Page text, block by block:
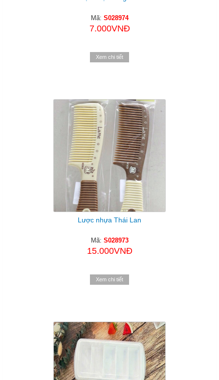
Mã: S028974
7.000VNĐ
Xem chi tiết
Lược nhựa Thái Lan
Mã: S028973
15.000VNĐ
Xem chi tiết